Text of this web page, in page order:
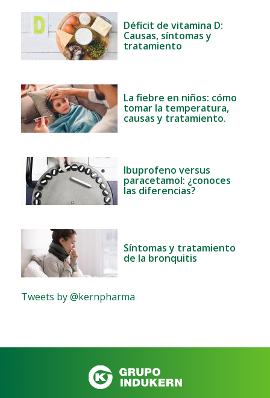
Déficit de vitamina D:
Causas, síntomas y
tratamiento
La fiebre en niños: cómo
tomar la temperatura,
causas y tratamiento.
Ibuprofeno versus
paracetamol: ¿conoces
las diferencias?
Síntomas y tratamiento
de la bronquitis
Tweets by @kernpharma